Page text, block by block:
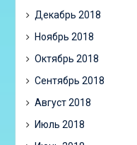
Декабрь 2018
Ноябрь 2018
Октябрь 2018
Сентябрь 2018
Август 2018
Июль 2018